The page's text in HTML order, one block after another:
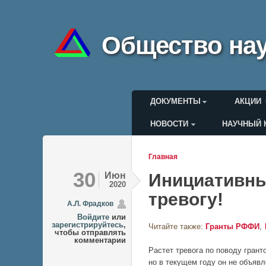
Общество
Главное меню
ДОКУМЕНТЫ АКЦИИ
Меню
НОВОСТИ НАУЧНЫЙ
Вы здесь
Главная
30 Июн
2020
А.Л. Фрадков
Войдите или
зарегистрируйтесь,
чтобы отправлять
комментарии
тревогу!
Читайте также: Гранты РФФИ
Растет тревога по поводу
но в текущем году он не